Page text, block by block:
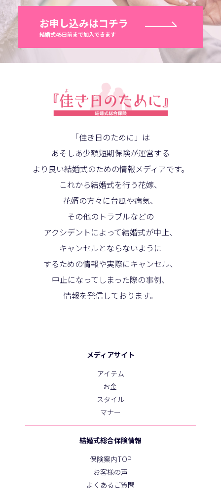
お申し込みはコチラ
結婚式45日前まで加入できます
「佳き日のために」は
あそしあ少額短期保険が運営する
より良い結婚式のための情報メディアです。
これから結婚式を行う花嫁、
花婿の方々に台風や病気、
その他のトラブルなどの
アクシデントによって結婚式が中止、
キャンセルとならないように
するための情報や実際にキャンセル、
中止になってしまった際の事例、
情報を発信しております。
メディアサイト
アイテム
お金
スタイル
マナー
結婚式総合保険情報
保険案内TOP
お客様の声
よくあるご質問